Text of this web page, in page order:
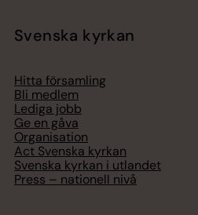
Svenska kyrkan
Hitta församling
Bli medlem
Lediga jobb
Ge en gåva
Organisation
Act Svenska kyrkan
Svenska kyrkan i utlandet
Press – nationell nivå